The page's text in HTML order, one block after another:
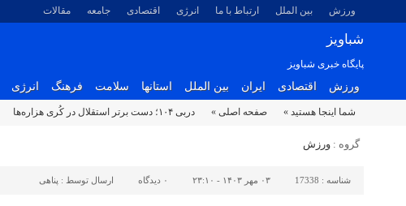
ورزش بین الملل ارتباط با ما انرژی اقتصادی جامعه مقالات
شباویز
پایگاه خبری شباویز
ورزش اقتصادی ایران بین الملل استانها سلامت فرهنگ انرژی
شما اینجا هستید » صفحه اصلی » دربی ۱۰۴؛ دست برتر استقلال در کُری هزاره‌ها
گروه : ورزش
شناسه : 17338 ۰۳ مهر ۱۴۰۳ - ۲۳:۱۰ ۰ دیدگاه ارسال توسط : پناهی